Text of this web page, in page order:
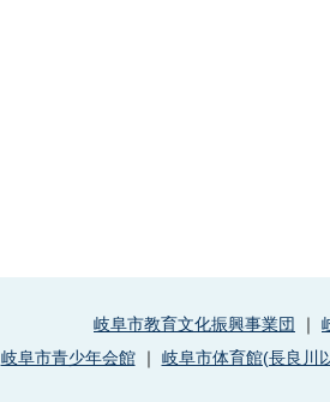
岐阜市教育文化振興事業団 ｜
岐阜市青少年会館｜ 岐阜市体育館(長良川